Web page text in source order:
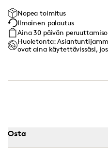
Nopea toimitus
Ilmainen palautus
Aina 30 päivän
Huoletonta:
ovat aina käytettävissäsi,
Osta